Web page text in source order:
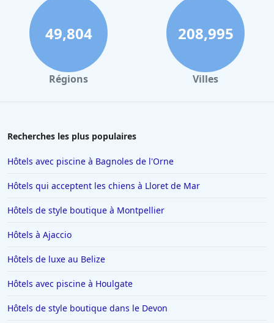
Hôtels à Pontorson
Hôtels à Lorient
Hôtels à Berck-sur-Mer
Hôtels à Angoulême
Hôtels à La Tranche-sur-Mer
Hôtels en Corse
Hôtels à Conques
Hôtels à Trebeurden
Hôtels en Vendée
49,804
Régions
208,995
Villes
Recherches les plus populaires
Hôtels avec piscine à Bagnoles de l'Orne
Hôtels qui acceptent les chiens à Lloret de Mar
Hôtels de style boutique à Montpellier
Hôtels à Ajaccio
Hôtels de luxe au Belize
Hôtels avec piscine à Houlgate
Hôtels de style boutique dans le Devon